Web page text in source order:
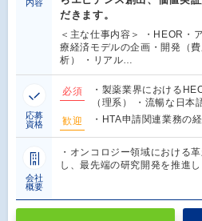
内容
だきます。
＜主な仕事内容＞ ・HEOR・
療経済モデルの企画・開発（
析） ・リアル…
応募
資格
必須
・製薬業界における
（理系） ・流暢な日本
歓迎
・HTA申請関連業務の
会社
概要
・オンコロジー領域における
し、最先端の研究開発を推進し